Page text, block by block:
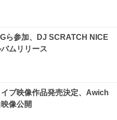
ら参加、DJ SCRATCH NICE
ムリリース
ブ映像作品発売決定、Awich
像公開